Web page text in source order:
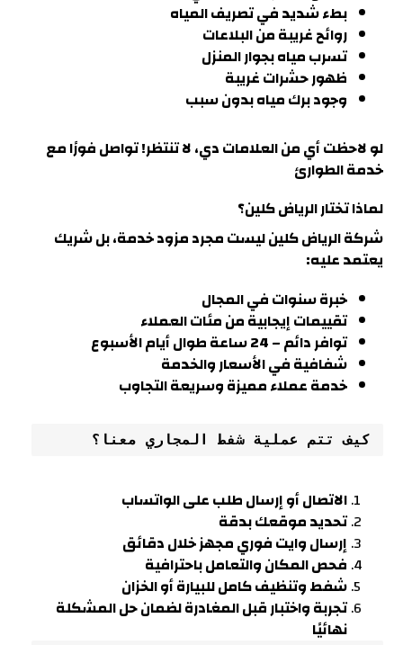
بطء شديد في تصريف المياه
روائح غريبة من البلاعات
تسرب مياه بجوار المنزل
ظهور حشرات غريبة
وجود برك مياه بدون سبب
لو لاحظت أي من العلامات دي، لا تنتظر! تواصل فورًا مع
خدمة الطوارئ
لماذا تختار الرياض كلين؟
شركة الرياض كلين ليست مجرد مزود خدمة، بل شريك
يعتمد عليه:
خبرة سنوات في المجال
تقييمات إيجابية من مئات العملاء
توافر دائم – 24 ساعة طوال أيام الأسبوع
شفافية في الأسعار والخدمة
خدمة عملاء مميزة وسريعة التجاوب
كيف تتم عملية شفط المجاري معنا؟
الاتصال أو إرسال طلب على الواتساب
تحديد موقعك بدقة
إرسال وايت فوري مجهز خلال دقائق
فحص المكان والتعامل باحترافية
شفط وتنظيف كامل للبيارة أو الخزان
تجربة واختبار قبل المغادرة لضمان حل المشكلة
نهائيًا